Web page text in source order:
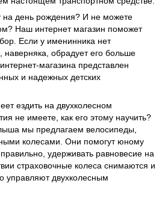
на день рождения? И не можете
Наш интернет магазин поможет
Если у именинника нет
наверняка, обрадует его больше
магазина представлен
и надежных детских
ездить на двухколесном
не имеете, как его этому научить?
мы предлагаем велосипеды,
колесами. Они помогут юному
удерживать равновесие на
страховочные колеса снимаются и
управляют двухколесным